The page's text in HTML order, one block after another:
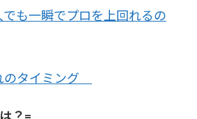
でも一瞬でプロを上回れるの
のタイミング